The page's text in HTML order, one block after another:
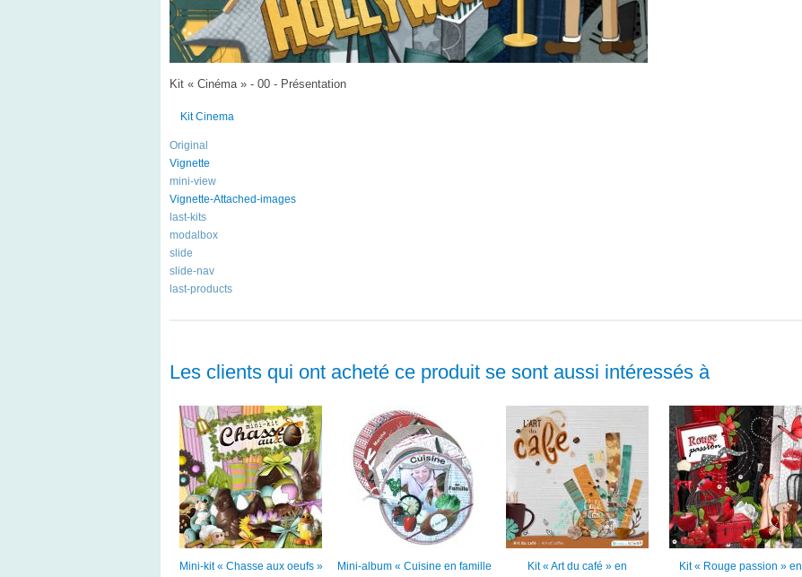
Kit « Cinéma » - 00 - Présentation
Kit Cinema
Original
Vignette
mini-view
Vignette-Attached-images
last-kits
modalbox
slide
slide-nav
last-products
Les clients qui ont acheté ce produit se sont aussi intéressés à
Mini-kit « Chasse aux oeufs » Mini-album « Cuisine en famille Kit « Art du café » en Kit « Rouge passion » en